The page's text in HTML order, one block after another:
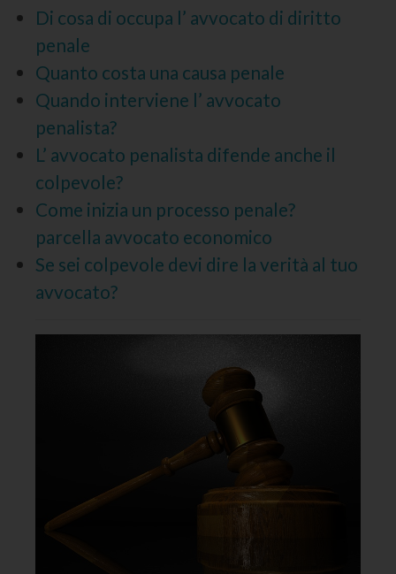
Di cosa di occupa l’ avvocato di diritto
penale
Quanto costa una causa penale
Quando interviene l’ avvocato
penalista?
L’ avvocato penalista difende anche il
colpevole?
Come inizia un processo penale?
parcella avvocato economico
Se sei colpevole devi dire la verità al tuo
avvocato?